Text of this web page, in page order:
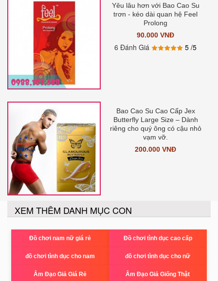
Yêu lâu hơn với Bao Cao Su
trơn - kéo dài quan hệ Feel
Prolong
90.000 VNĐ
6 Đánh Giá 5/5
Bao Cao Su Cao Cấp Jex
Butterfly Large Size – Dành
riêng cho quý ông có cậu nhỏ
vạm vỡ.
200.000 VNĐ
XEM THÊM DANH MỤC CON
Đồ chơi nam nữ giá rẻ Đồ chơi tình dục cao cấp
đồ chơi tình dục cho nam đồ chơi tình dục cho nữ
Âm Đạo Giả Giá Rẻ Âm Đạo Giả Giống Thật